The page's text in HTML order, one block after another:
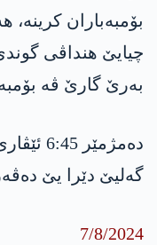
چیایێ هنداڤی
بەرێ گارێ ڤە
گەلیێ دێرا یێ
7/8/2024